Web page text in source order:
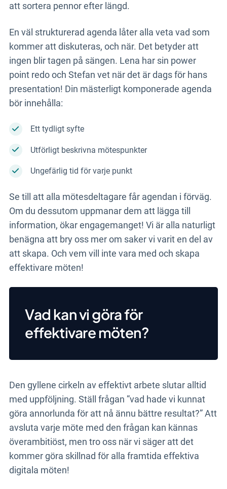
att sortera pennor efter längd.
En väl strukturerad agenda låter alla veta vad som
kommer att diskuteras, och när. Det betyder att
ingen blir tagen på sängen. Lena har sin power
point redo och Stefan vet när det är dags för hans
presentation! Din mästerligt komponerade agenda
bör innehålla:
Ett tydligt syfte
Utförligt beskrivna mötespunkter
Ungefärlig tid för varje punkt
Se till att alla mötesdeltagare får agendan i förväg.
Om du dessutom uppmanar dem att lägga till
information, ökar engagemanget! Vi är alla naturligt
benägna att bry oss mer om saker vi varit en del av
att skapa. Och vem vill inte vara med och skapa
effektivare möten!
Vad kan vi göra för
effektivare möten?
Den gyllene cirkeln av effektivt arbete slutar alltid
med uppföljning. Ställ frågan ”vad hade vi kunnat
göra annorlunda för att nå ännu bättre resultat?” Att
avsluta varje möte med den frågan kan kännas
överambitiöst, men tro oss när vi säger att det
kommer göra skillnad för alla framtida effektiva
digitala möten!